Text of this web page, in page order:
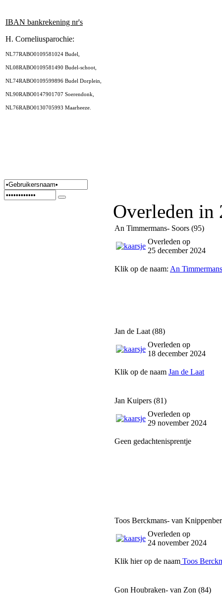
IBAN bankrekening nr's
H. Corneliusparochie:
NL77RABO0109581024 Budel,
NL08RABO0109581490 Budel-schoot,
NL74RABO0109599896 Budel Dorplein,
NL90RABO0147901707 Soerendonk,
NL76RABO0130705993 Maarheeze.
Overleden in
An Timmermans- Soors (95)
Overleden op
25 december 2024
Klik op de naam: An
Jan de Laat (88)
Overleden op
18 december 2024
Klik op de naam Jan de Laat
Jan Kuipers (81)
Overleden op
29 november 2024
Geen gedachtenisprentje
Toos Berckmans- van
Overleden op
24 november 2024
Klik hier op de naam Toos
Gon Houbraken- van Zon (84)